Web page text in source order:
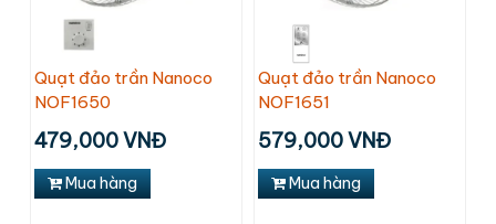
Quạt đảo trần Nanoco
NOF1650
479,000 VNĐ
Mua hàng
Quạt đảo trần Nanoco
NOF1651
579,000 VNĐ
Mua hàng